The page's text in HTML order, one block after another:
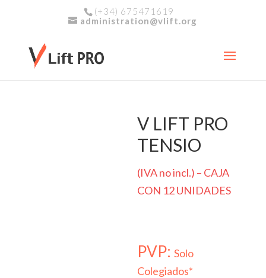
(+34) 675471619
administration@vlift.org
V LIFT PRO
TENSIO
(IVA no incl.) – CAJA
CON 12 UNIDADES
PVP:Solo
Colegiados*